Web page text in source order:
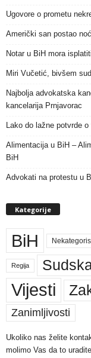
Ugovore o prometu
Američki san postao
Notar u BiH mora
Miri Vučetić, bivšem
Najbolja advokatska
kancelarija Prnjavorac
Lako do lažne potvrde
Alimentacija u BiH –
BiH
Advokati na protestu u
Kategorije
BiH
Regija
Vijesti
Zanimljivosti
Ukoliko nas želite
molimo Vas da to